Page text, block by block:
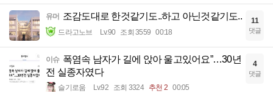
유머 조감도대로 한것같기도..하고 아닌것같기도..
드라고노브 Lv.90 조회 3559 00:18
11
댓글
이슈 폭염속 남자가 길에 앉아 울고있어요”…30년
전 실종자였다
슬기로움 Lv.92 조회 3324 추천 2 00:05
4
댓글